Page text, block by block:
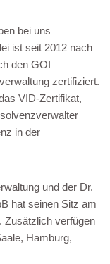
bei uns
ist seit 2012 nach
den GOI –
zertifiziert.
VID-Zertifikat,
in der
und der Dr.
hat seinen Sitz am
Zusätzlich verfügen
Hamburg,